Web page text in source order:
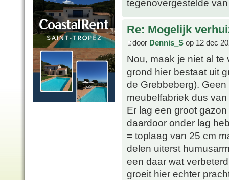
tegenovergestelde
Re: Mogelijk
door Dennis_S op 12 dec
Nou, maak je niet al
grond hier bestaat uit
de Grebbeberg).
meubelfabriek dus
Er lag een groot
daardoor onder lag
= toplaag van 25 cm
delen uiterst
een daar wat
groeit hier echter